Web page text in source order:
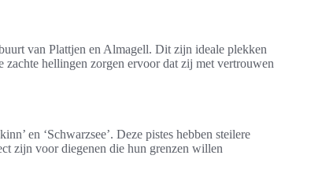
van Plattjen en Almagell. Dit zijn ideale plekken
hellingen zorgen ervoor dat zij met vertrouwen
en ‘Schwarzsee’. Deze pistes hebben steilere
zijn voor diegenen die hun grenzen willen